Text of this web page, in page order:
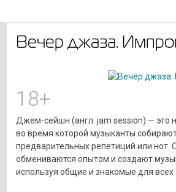
Вечер джаза.
18+
Джем-сейшн (англ. jam session) — это
во время которой музыканты
предварительных репетиций или нот.
обмениваются опытом и создают
используя общие и знакомые для всех